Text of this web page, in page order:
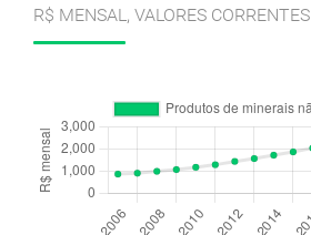
R$ MENSAL, VALORES CORRENTES